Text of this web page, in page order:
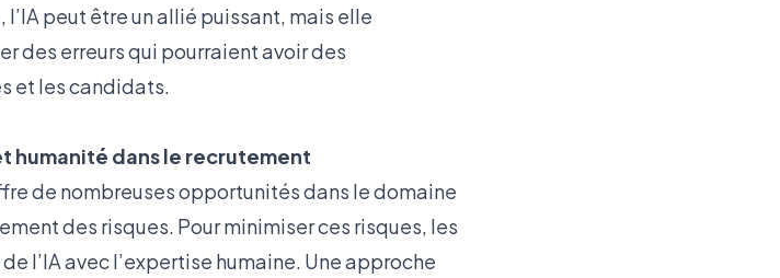
peut être un allié puissant, mais elle
des erreurs qui pourraient avoir des
et les candidats.
humanité dans le recrutement
de nombreuses opportunités dans le domaine
des risques. Pour minimiser ces risques, les
l’IA avec l’expertise humaine. Une approche